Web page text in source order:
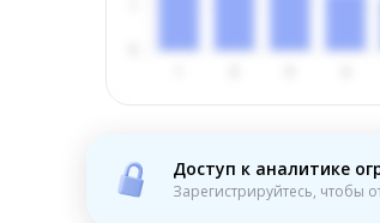
Доступ к аналитике
Зарегистрируйтесь, чтобы